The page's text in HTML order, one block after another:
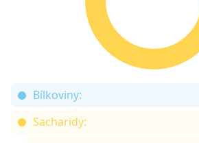
Bílkoviny:
Sacharidy: